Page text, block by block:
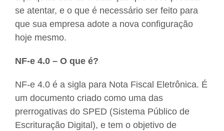
se atentar, e o que é necessário ser feito para
que sua empresa adote a nova configuração
hoje mesmo.
NF-e 4.0 – O que é?
NF-e 4.0 é a sigla para Nota Fiscal Eletrônica. É
um documento criado como uma das
prerrogativas do SPED (Sistema Público de
Escrituração Digital), e tem o objetivo de